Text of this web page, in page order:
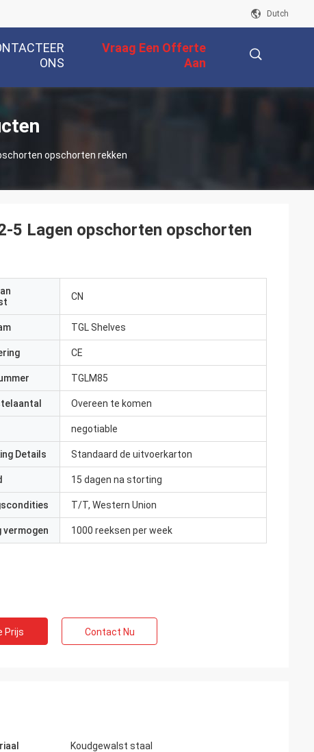
Dutch
ONS
Vraag Een Offerte
Aan
opschorten rekken
5 Lagen opschorten opschorten
CN
TGL Shelves
CE
TGLM85
Overeen te komen
negotiable
Details Standaard de uitvoerkarton
15 dagen na storting
T/T, Western Union
vermogen 1000 reeksen per week
Prijs Contact Nu
Koudgewalst staal